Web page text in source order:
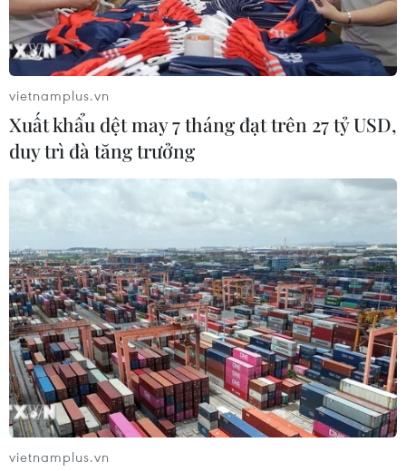
Mỹ áp thuế 15% đối với nguyên liệu
quan trọng để sản xuất chip
07/08/2026 00:56
Google Wallet cho phép phụ huynh
thiết lập số dư an toàn của con cái
06/08/2026 23:44
ChatGPT cung cấp tính năng chat
không giới hạn cho người dùng miễn
phí
06/08/2026 23:32
Phát hiện lỗ hổng bảo mật nghiêm
trọng trên loạt trình duyệt tích hợp
vietnamplus.vn
Xuất khẩu dệt may 7 tháng đạt trên 27 tỷ USD,
duy trì đà tăng trưởng
vietnamplus.vn